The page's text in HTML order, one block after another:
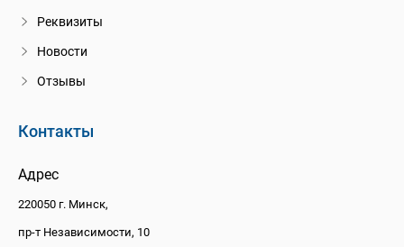
Реквизиты
Новости
Отзывы
Контакты
Адрес
220050 г. Минск,
пр-т Независимости, 10